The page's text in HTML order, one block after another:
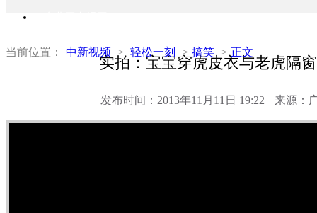
当前位置： 中新视频 > 轻松一刻 > 搞笑 > 正文
实拍：宝宝穿虎皮衣与老虎隔
发布时间：2013年11月11日 19:22 来源：